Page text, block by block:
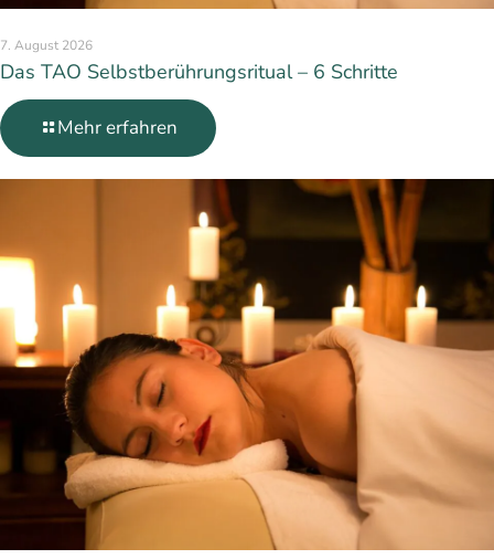
7. August 2026
Das TAO Selbstberührungsritual – 6 Schritte
Mehr erfahren